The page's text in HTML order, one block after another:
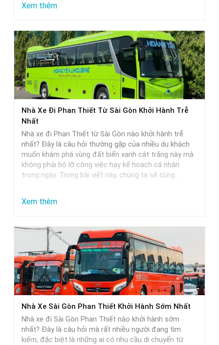
Xem thêm:
Limousine
Phòng
Đôi
Sài
Gòn
Phan
Thiết
Lựa
Chọn
Hoàn
Đôi
Nhà Xe Đi Phan Thiết Từ Sài Gòn Khởi Hành Trễ
Nhất
Nhà xe đi Phan Thiết từ Sài Gòn nào khởi hành trễ
nhất? Đây là câu hỏi thường gặp của nhiều du khách
muốn khám phá vùng đất biển xanh cát trắng này mà
không phải bỏ lỡ công việc hay kế hoạch cá nhân
trong ngày. Trong bài viết này, chúng ta sẽ cùng…
Xem thêm:
Xe
Đi
Phan
Thiết
Từ
Sài
Gòn
Khởi
Hành
Nhà Xe Sài Gòn Phan Thiết Khởi Hành Sớm Nhất
Nhà xe đi Sài Gòn Phan Thiết nào khởi hành sớm
nhất? Đây là câu hỏi mà rất nhiều người đang tìm
kiếm, đặc biệt là những ai có nhu cầu di chuyển từ